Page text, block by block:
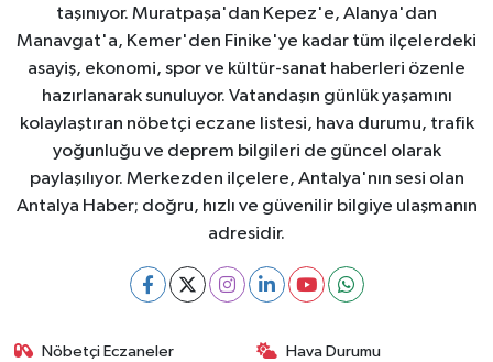
taşınıyor. Muratpaşa'dan Kepez'e, Alanya'dan
Manavgat'a, Kemer'den Finike'ye kadar tüm ilçelerdeki
asayiş, ekonomi, spor ve kültür-sanat haberleri özenle
hazırlanarak sunuluyor. Vatandaşın günlük yaşamını
kolaylaştıran nöbetçi eczane listesi, hava durumu, trafik
yoğunluğu ve deprem bilgileri de güncel olarak
paylaşılıyor. Merkezden ilçelere, Antalya'nın sesi olan
Antalya Haber; doğru, hızlı ve güvenilir bilgiye ulaşmanın
adresidir.
Nöbetçi Eczaneler Hava Durumu